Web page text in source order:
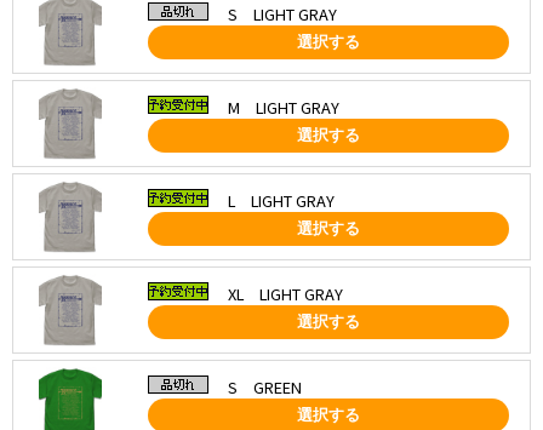
S LIGHT GRAY
選択する
M LIGHT GRAY
選択する
L LIGHT GRAY
選択する
XL LIGHT GRAY
選択する
S GREEN
選択する